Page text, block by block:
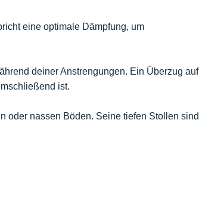
eine optimale Dämpfung, um
deiner Anstrengungen. Ein Überzug auf
ist.
oder nassen Böden. Seine tiefen Stollen sind